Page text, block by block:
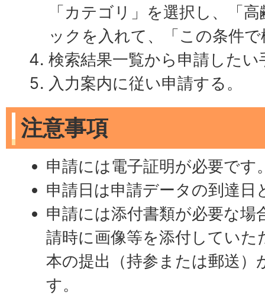
「カテゴリ」を選択し、「
ックを入れて、「この条件
検索結果一覧から申請した
入力案内に従い申請する。
注意事項
申請には電子証明が必要です
申請日は申請データの到達日
申請には添付書類が必要な場
請時に画像等を添付していた
本の提出（持参または郵送）
す。